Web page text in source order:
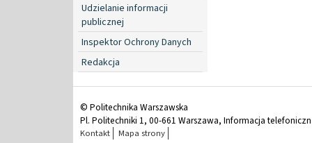
Udzielanie informacji
publicznej
Inspektor Ochrony Danych
Redakcja
© Politechnika Warszawska
Pl. Politechniki 1, 00-661 Warszawa, Informacja
Kontakt Mapa strony